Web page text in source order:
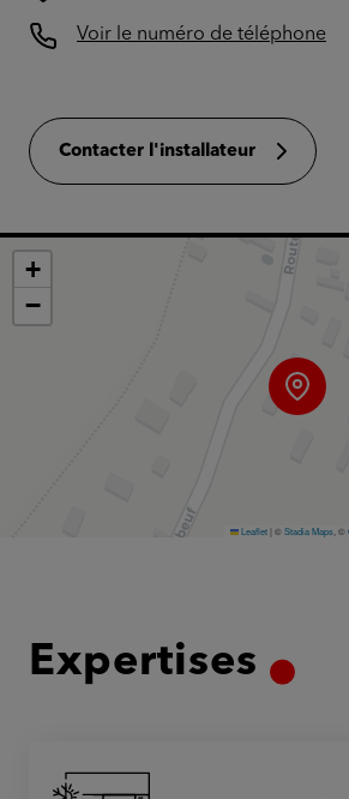
Voir le numéro de téléphone
Contacter l'installateur
+
−
Leaflet| ©Stadia Maps , ©
Expertises